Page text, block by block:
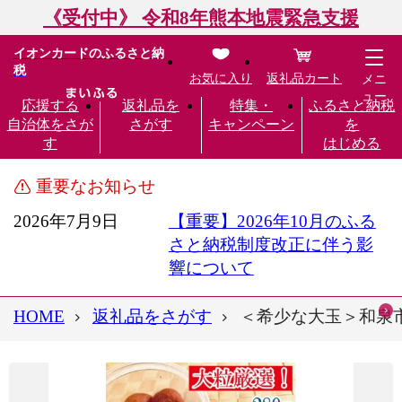
《受付中》 令和8年熊本地震緊急支援
イオンカードのふるさと納
税
応援する
自治体をさが
す
返礼品を
さがす
特集・
キャンペーン
ふるさと納税
を
はじめる
お気に入り 返礼品カート
メニ
ュー
重要なお知らせ
2026年7月9日
【重要】2026年10月のふる
さと納税制度改正に伴う影
響について
HOME 返礼品をさがす ＜希少な大玉＞和